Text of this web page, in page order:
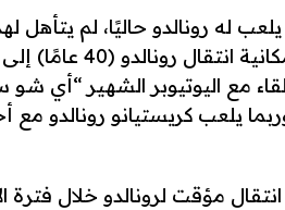
له رونالدو حاليًا، لم يتأهل
البطولة، إلا أن إنفانتينو أشار
مع اليوتيوبر الشهير “أي شو
يلعب كريستيانو رونالدو مع
مؤقت لرونالدو خلال فترة